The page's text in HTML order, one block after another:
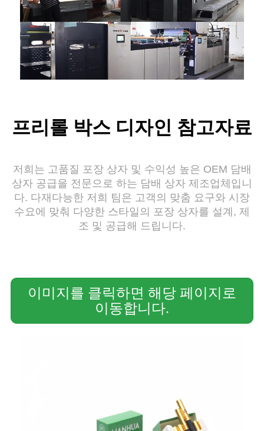
프리롤 박스 디자인 참고자료
저희는 고품질 포장 상자 및 수익성 높은 OEM 담배
상자 공급을 전문으로 하는 담배 상자 제조업체입니
다. 다재다능한 저희 팀은 고객의 맞춤 요구와 시장
수요에 맞춰 다양한 스타일의 포장 상자를 설계, 제
조 및 공급해 드립니다.
이미지를 클릭하면 해당 페이지로
이동합니다.